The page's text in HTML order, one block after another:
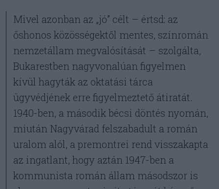
Mivel azonban az „jó” célt – értsd: az
őshonos közösségektől mentes, színromán
nemzetállam megvalósítását – szolgálta,
Bukarestben nagyvonalúan figyelmen
kívül hagyták az oktatási tárca
ügyvédjének erre figyelmeztető átiratát.
1940-ben, a második bécsi döntés nyomán,
miután Nagyvárad felszabadult a román
uralom alól, a premontrei rend visszakapta
az ingatlant, hogy aztán 1947-ben a
kommunista román állam másodszor is